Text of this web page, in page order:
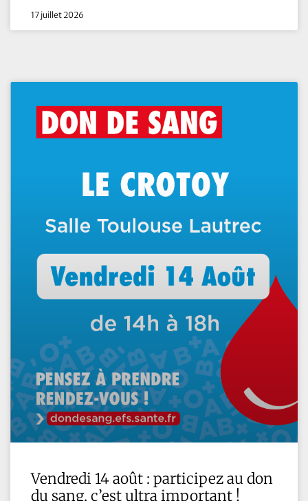
17 juillet 2026
Vendredi 14 août : participez au don
du sang, c’est ultra important !